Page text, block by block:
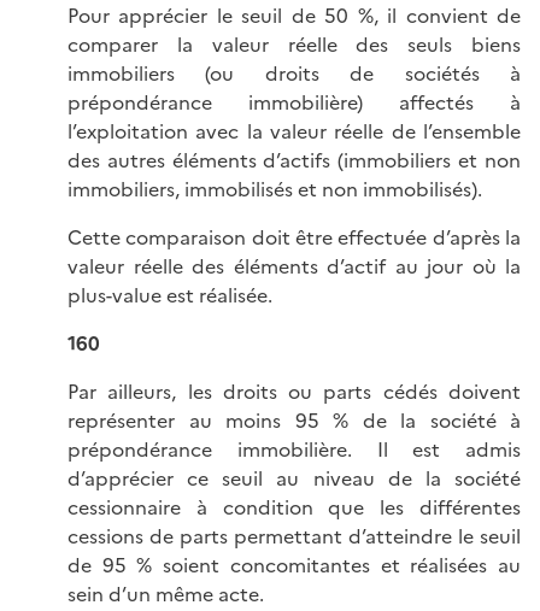
Pour apprécier le seuil de 50 %, il convient de
comparer la valeur réelle des seuls biens
immobiliers (ou droits de sociétés à
prépondérance immobilière) affectés à
l’exploitation avec la valeur réelle de l’ensemble
des autres éléments d’actifs (immobiliers et non
immobiliers, immobilisés et non immobilisés).
Cette comparaison doit être effectuée d’après la
valeur réelle des éléments d’actif au jour où la
plus-value est réalisée.
160
Par ailleurs, les droits ou parts cédés doivent
représenter au moins 95 % de la société à
prépondérance immobilière. Il est admis
d’apprécier ce seuil au niveau de la société
cessionnaire à condition que les différentes
cessions de parts permettant d’atteindre le seuil
de 95 % soient concomitantes et réalisées au
sein d’un même acte.